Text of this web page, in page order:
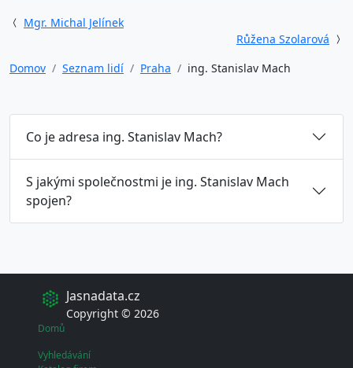
Mgr. Michal Jelínek
Růžena Szolarová
Domov
Seznam lidí Praha ing. Stanislav Mach
Co je adresa ing. Stanislav Mach?
S jakými společnostmi je ing. Stanislav Mach
spojen?
Jasnadata.cz
Copyright © 2026
Domů
Vyhledávání